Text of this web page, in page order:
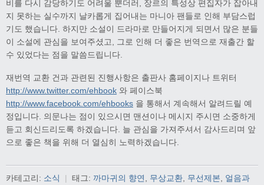
비를 다시 감당하기도 어려울 뿐더러, 장르의 특성상 편집자가 잡아내
지 못하는 실수까지 날카롭게 집어내는 마니아 팬들로 인해 부담스럽
기도 했습니다. 하지만 소설이 드라마로 만들어지게 되면서 많은 분들
이 소설에 관심을 보여주셨고, 그로 인해 더 좋은 번역으로 재출간 할
수 있었다는 점을 말씀드립니다.
재번역 교환 건과 관련된 진행사항은 출판사 홈페이지나 트위터
http://www.twitter.com/ehbook 와 페이스북
http://www.facebook.com/ehbooks 을 통해서 계속해서 알려드릴 예
정입니다. 의문나는 점이 있으시면 맨션이나 메시지 주시면 소중하게
듣고 회신드리도록 하겠습니다. 늘 관심을 가져주셔서 감사드리며 앞
으로 좋은 책을 위해 더 열심히 노력하겠습니다.
카테고리: 소식 | 태그: 까마귀의 향연 무상교환 무선제본
얼음과